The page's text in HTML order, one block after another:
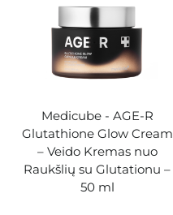
Medicube - AGE-R
Glutathione Glow Cream
– Veido Kremas nuo
Raukšlių su Glutationu –
50 ml